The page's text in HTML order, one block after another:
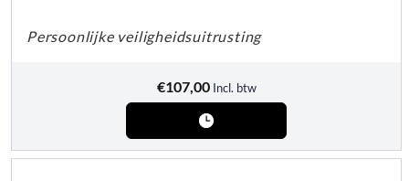
Persoonlijke veiligheidsuitrusting
€107,00 Incl. btw